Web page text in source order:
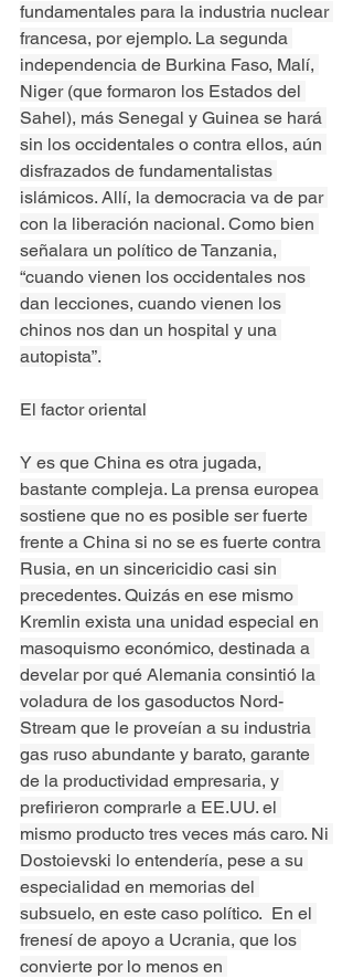
fundamentales para la industria nuclear
francesa, por ejemplo. La segunda
independencia de Burkina Faso, Malí,
Niger (que formaron los Estados del
Sahel), más Senegal y Guinea se hará
sin los occidentales o contra ellos, aún
disfrazados de fundamentalistas
islámicos. Allí, la democracia va de par
con la liberación nacional. Como bien
señalara un político de Tanzania,
“cuando vienen los occidentales nos
dan lecciones, cuando vienen los
chinos nos dan un hospital y una
autopista”.
El factor oriental
Y es que China es otra jugada,
bastante compleja. La prensa europea
sostiene que no es posible ser fuerte
frente a China si no se es fuerte contra
Rusia, en un sincericidio casi sin
precedentes. Quizás en ese mismo
Kremlin exista una unidad especial en
masoquismo económico, destinada a
develar por qué Alemania consintió la
voladura de los gasoductos Nord-
Stream que le proveían a su industria
gas ruso abundante y barato, garante
de la productividad empresaria, y
prefirieron comprarle a EE.UU. el
mismo producto tres veces más caro. Ni
Dostoievski lo entendería, pese a su
especialidad en memorias del
subsuelo, en este caso político.  En el
frenesí de apoyo a Ucrania, que los
convierte por lo menos en